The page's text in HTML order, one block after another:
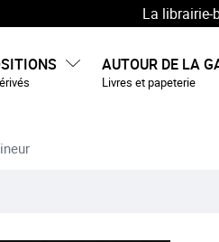
La librairie-
AUTOUR DE LA
Livres et papeterie